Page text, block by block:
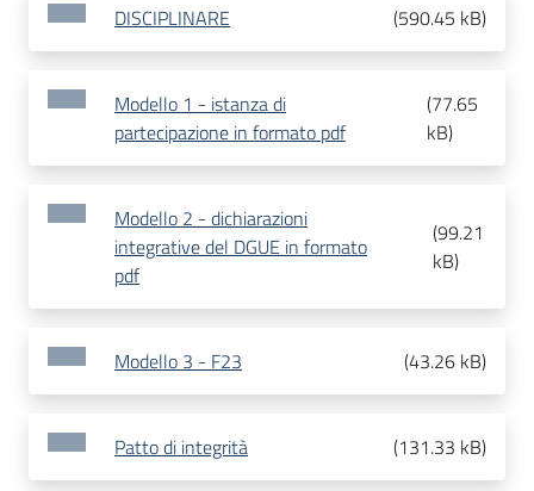
DISCIPLINARE (590.45 kB)
Modello 1 - istanza di
partecipazione in formato pdf
(77.65
kB)
Modello 2 - dichiarazioni
integrative del DGUE in formato
pdf
(99.21
kB)
Modello 3 - F23 (43.26 kB)
Patto di integrità (131.33 kB)